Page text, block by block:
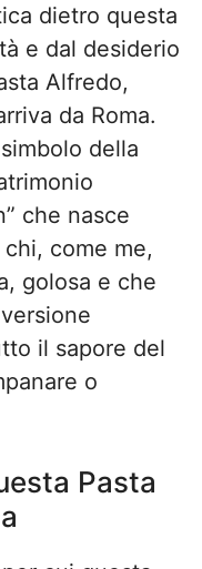
dietro questa
e dal desiderio
Alfredo,
da Roma.
della
che nasce
come me,
golosa e che
il sapore del
o
Pasta